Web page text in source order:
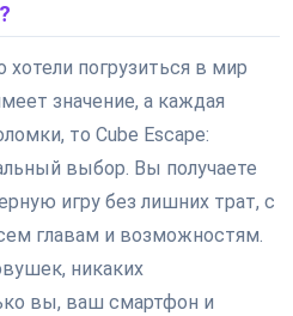
погрузиться в мир
значение, а каждая
то Cube Escape:
выбор. Вы получаете
игру без лишних трат, с
главам и возможностям.
никаких
вы, ваш смартфон и